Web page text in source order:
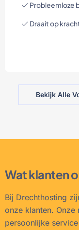
Probleemloze
Draait op
Bekijk Alle
Wat klanten
Bij Drechthosting
onze klanten. Onze
persoonlijke